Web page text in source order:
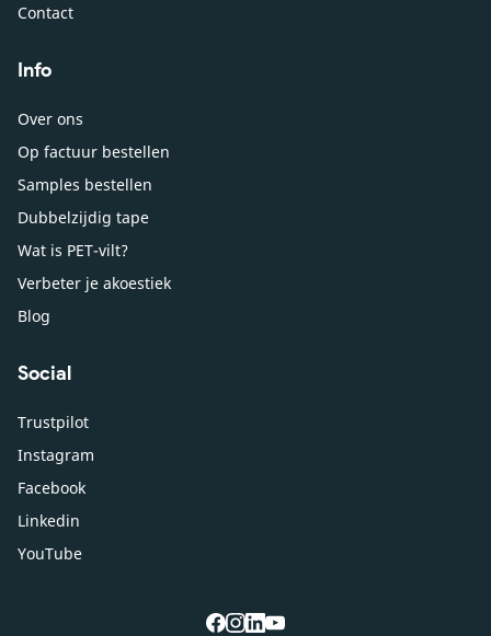
Contact
Info
Over ons
Op factuur bestellen
Samples bestellen
Dubbelzijdig tape
Wat is PET-vilt?
Verbeter je akoestiek
Blog
Social
Trustpilot
Instagram
Facebook
Linkedin
YouTube